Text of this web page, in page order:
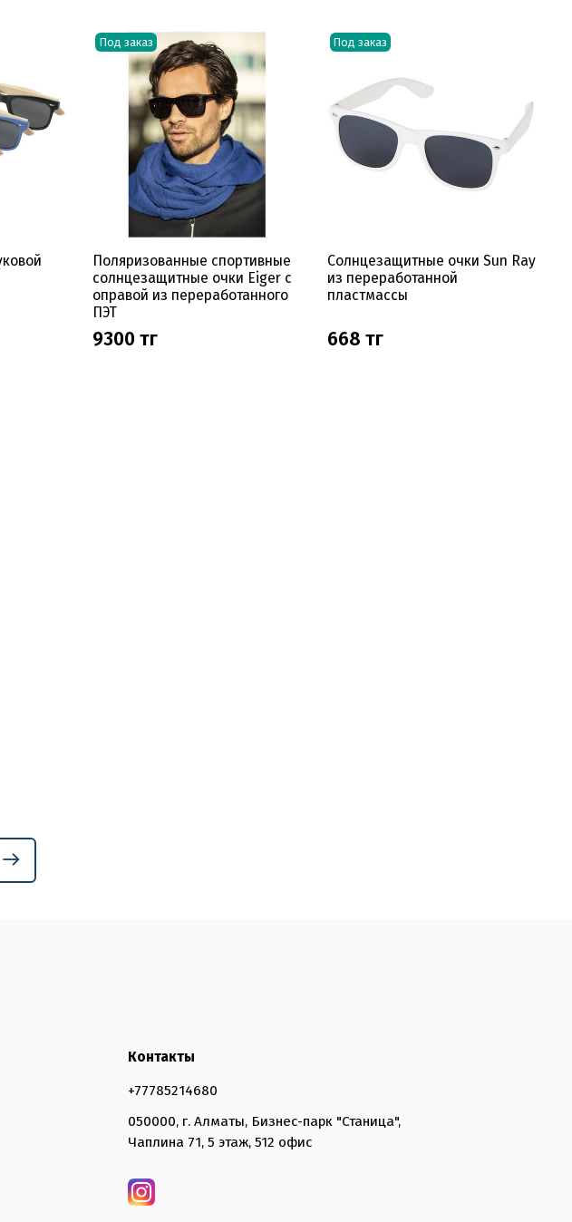
Под заказ
Поляризованные спортивные
солнцезащитные очки Eiger с
оправой из переработанного
ПЭТ
9300 тг
Под заказ
Солнцезащитные очки Sun Ray
из переработанной
пластмассы
668 тг
Контакты
+77785214680
050000, г. Алматы, Бизнес-парк "Станица",
Чаплина 71, 5 этаж, 512 офис